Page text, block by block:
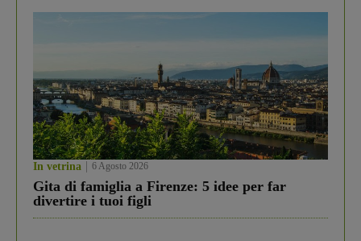
In vetrina 6 Agosto 2026
Gita di famiglia a Firenze: 5 idee per far
divertire i tuoi figli